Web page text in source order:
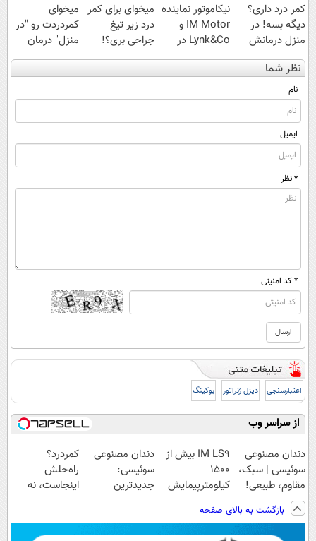
کمر درد داری؟
دیگه بسه! در
منزل درمانش
کن
(◀پرسش‌نامه)
نیکاموتور نماینده
IM Motor و
Lynk&Co در
ایران
میخوای برای کمر
درد زیر تیغ
جراحی بری؟!
◗پرسش‌نامه رو
پر کن◖
میخوای
کمردردت رو "در
منزل" درمان
کنی؟ (◂فیلم +
◂پرسش‌نامه)
نظر شما
نام
ایمیل
* نظر
* کد امنیتی
اعتبارسنجی دیزل ژنراتور بوکینگ
از سراسر وب
دندان مصنوعی
سوئیسی | سبک،
مقاوم، طبیعی!
ویزیت
رایگان+پرداخت
اقساطی😍
IM LS9 بیش از
1500
کیلومترپیمایش
دندان مصنوعی
سوئیسی:
جدیدترین
پرداخت قسطی
کمردرد؟
راه‌حلش
اینجاست، نه
بازگشت به بالای صفحه